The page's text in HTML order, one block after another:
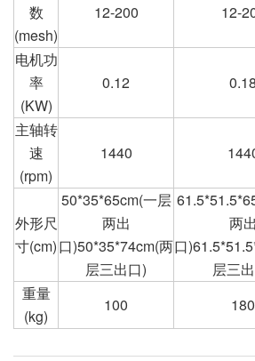
数
(mesh)
12-200 12-
电机功
率
(KW)
0.12 0.18
主轴转
速
(rpm)
1440
外形尺
寸(cm)
50*35*65cm(一层
两出
口)50*35*74cm(两
层三出口)
两出
口
层三
重量
(kg)
100 180